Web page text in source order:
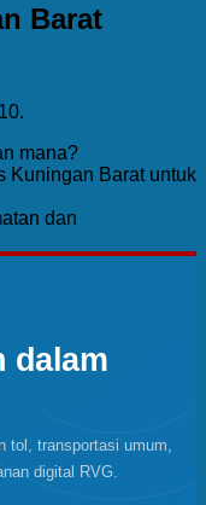
Barat
mana?
Kuningan Barat untuk
dan
dalam
tol, transportasi umum,
digital RVG.